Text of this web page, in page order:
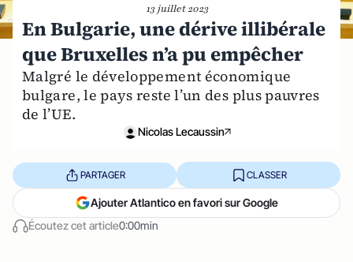
13 juillet 2023
En Bulgarie, une dérive illibérale
que Bruxelles n’a pu empêcher
Malgré le développement économique
bulgare, le pays reste l’un des plus pauvres
de l’UE.
Nicolas Lecaussin
Écoutez cet article0:00min
PARTAGER CLASSER
Ajouter Atlantico en favori sur Google